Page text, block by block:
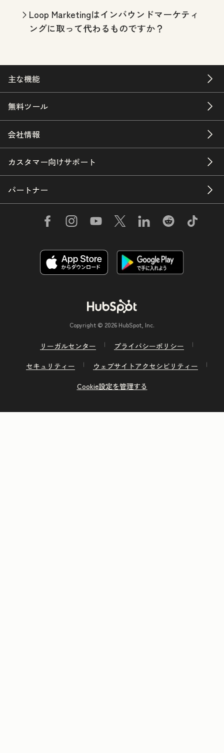
Loop Marketingはインバウンドマーケティ
ングに取って代わるものですか？
主な機能
無料ツール
会社情報
カスタマー向けサポート
パートナー
Copyright © 2026 HubSpot, Inc.
リーガルセンター
プライバシーポリシー
セキュリティー
ウェブサイトアクセシビリティー
Cookie設定を管理する